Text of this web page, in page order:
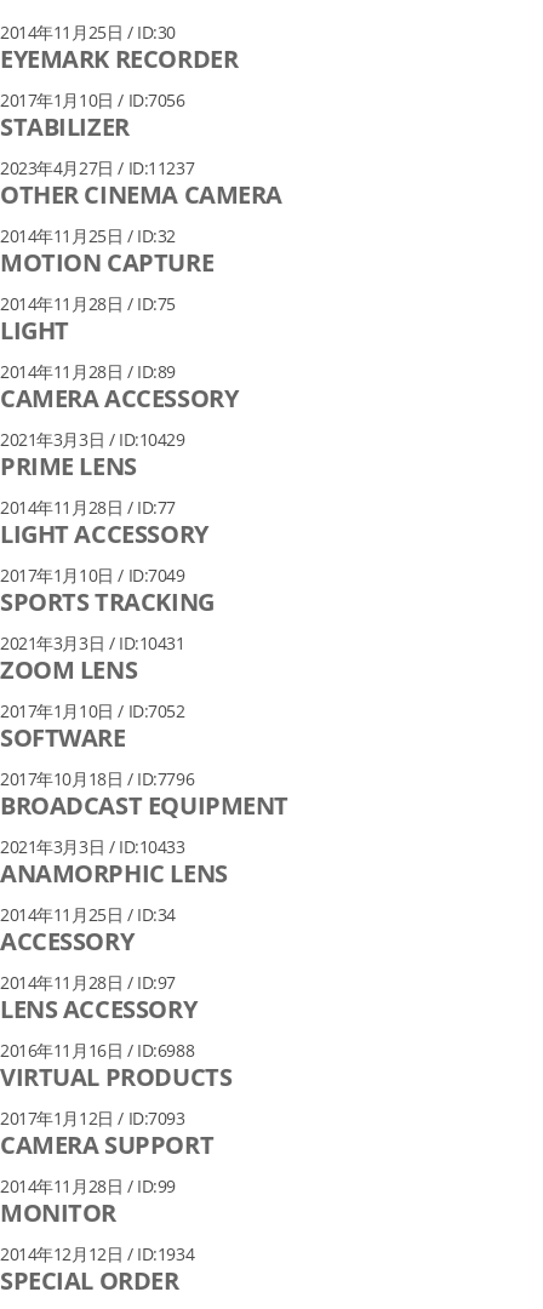
2014年11月25日 / ID:30
EYEMARK RECORDER
2017年1月10日 / ID:7056
STABILIZER
2023年4月27日 / ID:11237
OTHER CINEMA CAMERA
2014年11月25日 / ID:32
MOTION CAPTURE
2014年11月28日 / ID:75
LIGHT
2014年11月28日 / ID:89
CAMERA ACCESSORY
2021年3月3日 / ID:10429
PRIME LENS
2014年11月28日 / ID:77
LIGHT ACCESSORY
2017年1月10日 / ID:7049
SPORTS TRACKING
2021年3月3日 / ID:10431
ZOOM LENS
2017年1月10日 / ID:7052
SOFTWARE
2017年10月18日 / ID:7796
BROADCAST EQUIPMENT
2021年3月3日 / ID:10433
ANAMORPHIC LENS
2014年11月25日 / ID:34
ACCESSORY
2014年11月28日 / ID:97
LENS ACCESSORY
2016年11月16日 / ID:6988
VIRTUAL PRODUCTS
2017年1月12日 / ID:7093
CAMERA SUPPORT
2014年11月28日 / ID:99
MONITOR
2014年12月12日 / ID:1934
SPECIAL ORDER